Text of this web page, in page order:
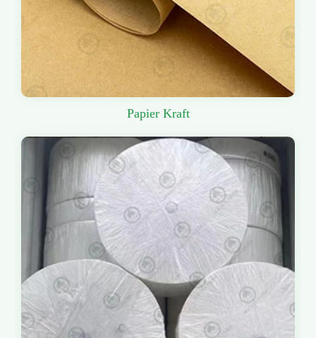
Papier Kraft